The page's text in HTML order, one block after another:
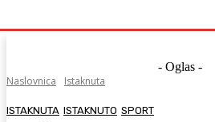
- Oglas -
Naslovnica
Istaknuta
ISTAKNUTA ISTAKNUTO SPORT